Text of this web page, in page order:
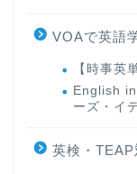
VOAで英語
【時事英
English
ーズ・イ
英検・TEAP